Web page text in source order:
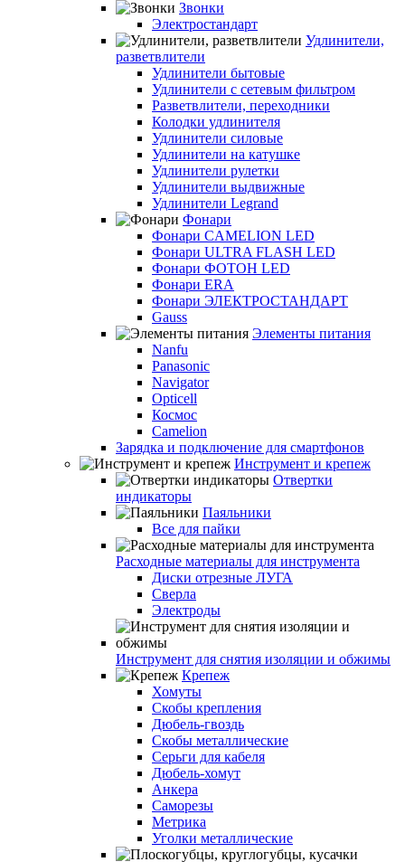
Звонки
Электростандарт
Удлинители,
разветвлители
Удлинители бытовые
Удлинители с сетевым фильтром
Разветвлители, переходники
Колодки удлинителя
Удлинители силовые
Удлинители на катушке
Удлинители рулетки
Удлинители выдвижные
Удлинители Legrand
Фонари
Фонари CAMELION LED
Фонари ULTRA FLASH LED
Фонари ФОТОН LED
Фонари ERA
Фонари ЭЛЕКТРОСТАНДАРТ
Gauss
Элементы питания
Nanfu
Panasonic
Navigator
Opticell
Космос
Camelion
Зарядка и подключение для смартфонов
Инструмент и крепеж
Отвертки
индикаторы
Паяльники
Все для пайки
Расходные материалы для инструмента
Диски отрезные ЛУГА
Сверла
Электроды
Инструмент для снятия изоляции и обжимы
Крепеж
Хомуты
Скобы крепления
Дюбель-гвоздь
Скобы металлические
Серьги для кабеля
Дюбель-хомут
Анкера
Саморезы
Метрика
Уголки металлические